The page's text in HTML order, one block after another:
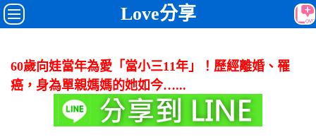
Love分享
60歲向娃當年為愛「當小三11年」！歷經離婚、罹
癌，身為單親媽媽的她如今…...